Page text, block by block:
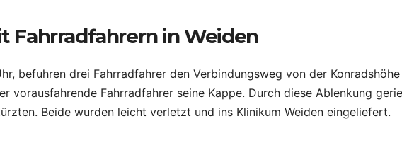
Fahrradfahrern in Weiden
befuhren drei Fahrradfahrer den Verbindungsweg von der
vorausfahrende Fahrradfahrer seine Kappe. Durch diese Ablenkung
Beide wurden leicht verletzt und ins Klinikum Weiden eingeliefert.